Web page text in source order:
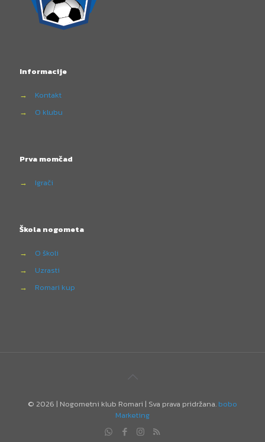
Informacije
→
Kontakt
→
O klubu
Prva momčad
→ Igrači
Škola nogometa
→
O školi
→
Uzrasti
→
Romari kup
© 2026 | Nogometni klub Romari | Sva prava pridržana. bobo
Marketing